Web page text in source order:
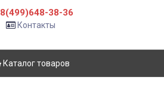
8(499)648-38-36
Контакты
Каталог товаров